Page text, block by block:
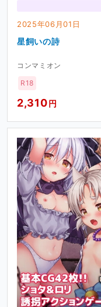
2025年06月01日
星飼いの詩
コンマミオン
R18
2,310円